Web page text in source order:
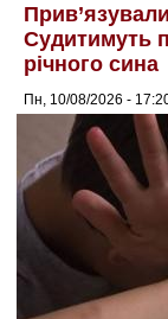
Судитимуть
річного сина
Пн, 10/08/2026 -